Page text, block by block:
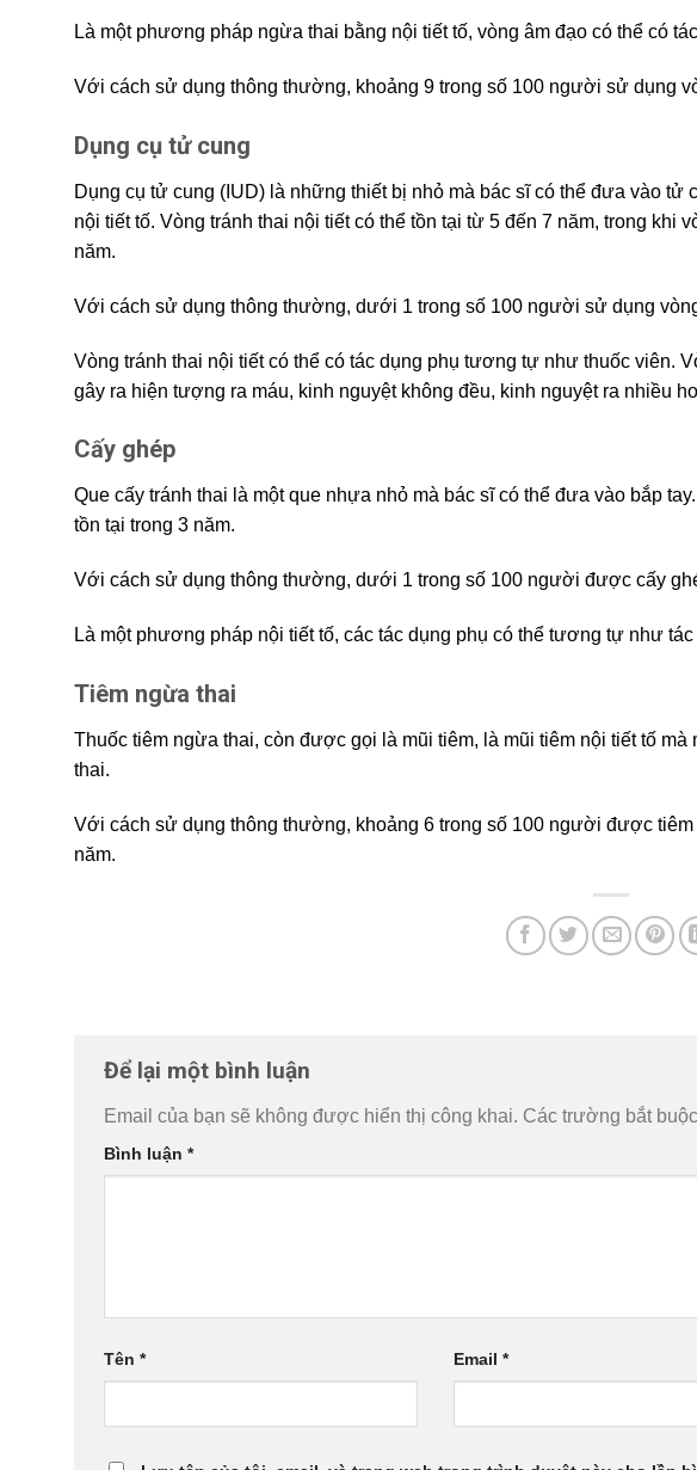
Là một phương pháp ngừa thai bằng nội tiết tố, vòng âm đạo có thể có
Với cách sử dụng thông thường, khoảng 9 trong số 100 người sử dụng
Dụng cụ tử cung
Dụng cụ tử cung (IUD) là những thiết bị nhỏ mà bác sĩ có thể đưa vào tử
nội tiết tố. Vòng tránh thai nội tiết có thể tồn tại từ 5 đến 7 năm, trong khi
năm.
Với cách sử dụng thông thường, dưới 1 trong số 100 người sử dụng
Vòng tránh thai nội tiết có thể có tác dụng phụ tương tự như thuốc viên.
gây ra hiện tượng ra máu, kinh nguyệt không đều, kinh nguyệt ra nhiều
Cấy ghép
Que cấy tránh thai là một que nhựa nhỏ mà bác sĩ có thể đưa vào bắp
tồn tại trong 3 năm.
Với cách sử dụng thông thường, dưới 1 trong số 100 người được cấy
Là một phương pháp nội tiết tố, các tác dụng phụ có thể tương tự như
Tiêm ngừa thai
Thuốc tiêm ngừa thai, còn được gọi là mũi tiêm, là mũi tiêm nội tiết tố
thai.
Với cách sử dụng thông thường, khoảng 6 trong số 100 người được
năm.
Để lại một bình luận
Email của bạn sẽ không được hiển thị công khai. Các trường bắt
Bình luận *
Tên * Email*